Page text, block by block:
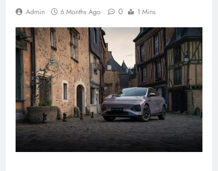
Admin 6 Months Ago 0 1 Mins